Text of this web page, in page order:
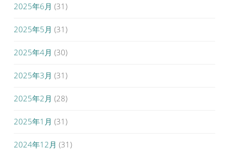
2025年6月 (31)
2025年5月 (31)
2025年4月 (30)
2025年3月 (31)
2025年2月 (28)
2025年1月 (31)
2024年12月 (31)